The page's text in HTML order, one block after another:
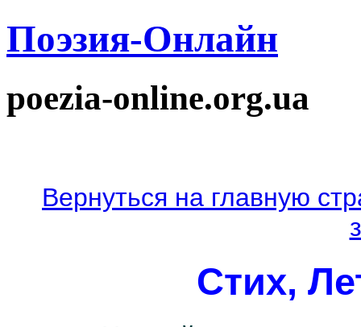
Поэзия-Онлайн
poezia-online.org.ua
Вернуться на главную
Стих,